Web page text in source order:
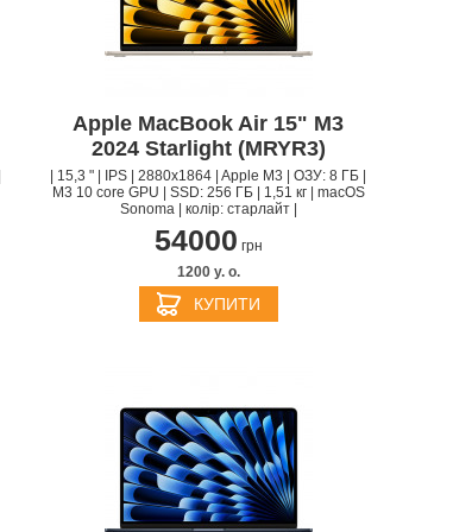
APPLE IPHONE 16
APPLE IPHONE 15
APPLE PENCIL ДЛЯ IPAD
PRO
APPLE TV 4K
Apple MacBook Air 15" M3
2024 Starlight (MRYR3)
| 15,3 " | IPS | 2880x1864 | Apple M3 | ОЗУ: 8 ГБ |
M3 10 core GPU | SSD: 256 ГБ | 1,51 кг | macOS
Sonoma | колір: старлайт |
54000 грн
1200 y. о.
КУПИТИ